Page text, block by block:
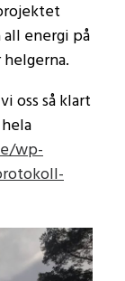
energi på
oss så klart
wp-